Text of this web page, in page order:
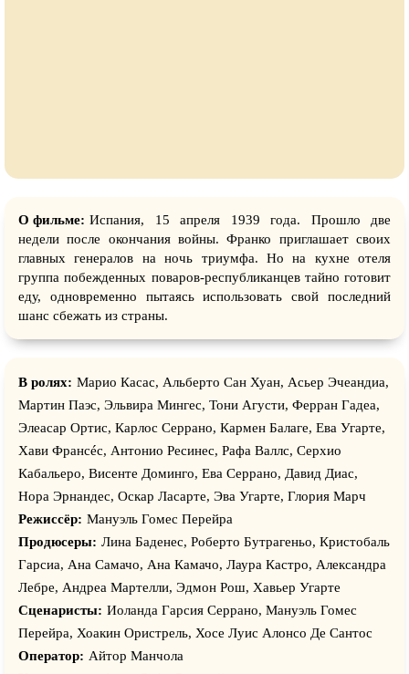
О фильме: Испания, 15 апреля 1939 года. Прошло две
недели после окончания войны. Франко приглашает своих
главных генералов на ночь триумфа. Но на кухне отеля
группа побежденных поваров-республиканцев тайно готовит
еду, одновременно пытаясь использовать свой последний
шанс сбежать из страны.
В ролях: Марио Касас, Альберто Сан Хуан, Асьер Эчеандиа,
Мартин Паэс, Эльвира Мингес, Тони Агусти, Ферран Гадеа,
Элеасар Ортис, Карлос Серрано, Кармен Балаге, Ева Угарте,
Xави Франcéс, Антонио Ресинес, Рафа Валлс, Серхио
Кабальеро, Виcенте Доминго, Ева Серрано, Давид Диас,
Нора Эрнандес, Оскар Ласарте, Эва Угарте, Глория Марч
Режиссёр: Мануэль Гомес Перейра
Продюсеры: Лина Баденес, Роберто Бутрагеньо, Кристобаль
Гарсиа, Ана Cамачо, Ана Камачо, Лаура Кастро, Александра
Лебре, Андреа Мартелли, Эдмон Рош, Хавьер Угарте
Сценаристы: Иоланда Гарсия Серрано, Мануэль Гомес
Перейра, Хоакин Ористрель, Хосе Луис Алонсо Де Сантос
Оператор: Айтор Манчола